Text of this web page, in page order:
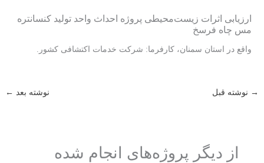
ارزیابی اثرات زیست‌محیطی پروژه احداث واحد تولید کنسانتره
مس چاه فرسخ
واقع در استان سمنان، کارفرما: شرکت خدمات اکتشافی کشور.
→ نوشته قبل نوشته بعد ←
از دیگر پروژه‌های انجام شده